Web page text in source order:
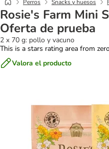
Perros Snacks y huesos
Rosie's Farm Mini
Oferta de prueba
2 x 70 g: pollo y vacuno
This is a stars rating area from
Valora el producto